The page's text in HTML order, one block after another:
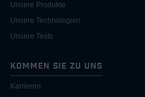
Unsere Produkte
Unsere Technologien
Unsere Tests
Kommen Sie zu uns
Karrieren